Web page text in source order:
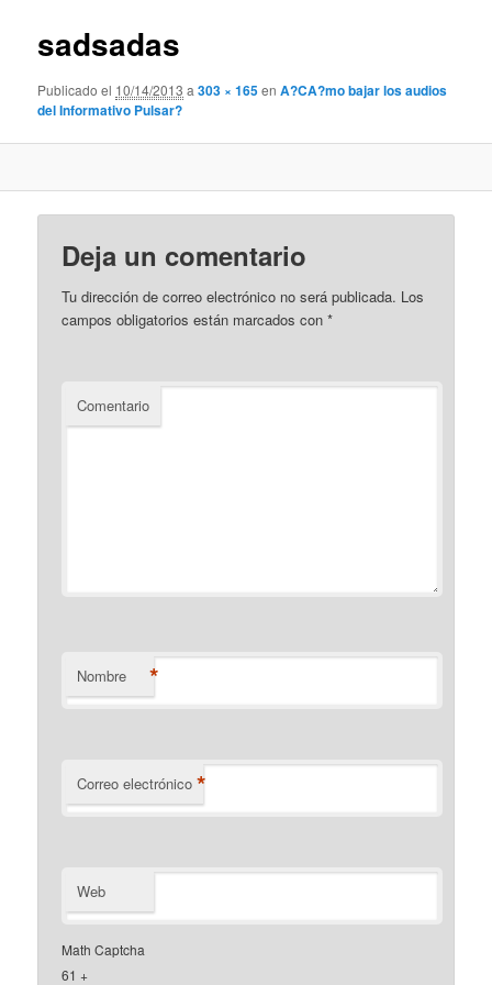
sadsadas
Publicado el 10/14/2013 a303 × 165enA?CA?mo bajar los audios
del Informativo Pulsar?
Deja un comentario
Tu dirección de correo electrónico no será publicada. Los
campos obligatorios están marcados con*
Comentario
Nombre *
Correo electrónico *
Web
Math Captcha
61 +